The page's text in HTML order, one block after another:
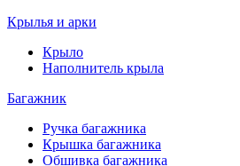
Крылья и арки
Крыло
Наполнитель крыла
Багажник
Ручка багажника
Крышка багажника
Обшивка багажника